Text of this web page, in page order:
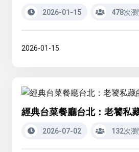
2026-01-15 478次瀏
2026-01-15
經典台菜餐廳台北：老饕私
2026-07-02 132次瀏